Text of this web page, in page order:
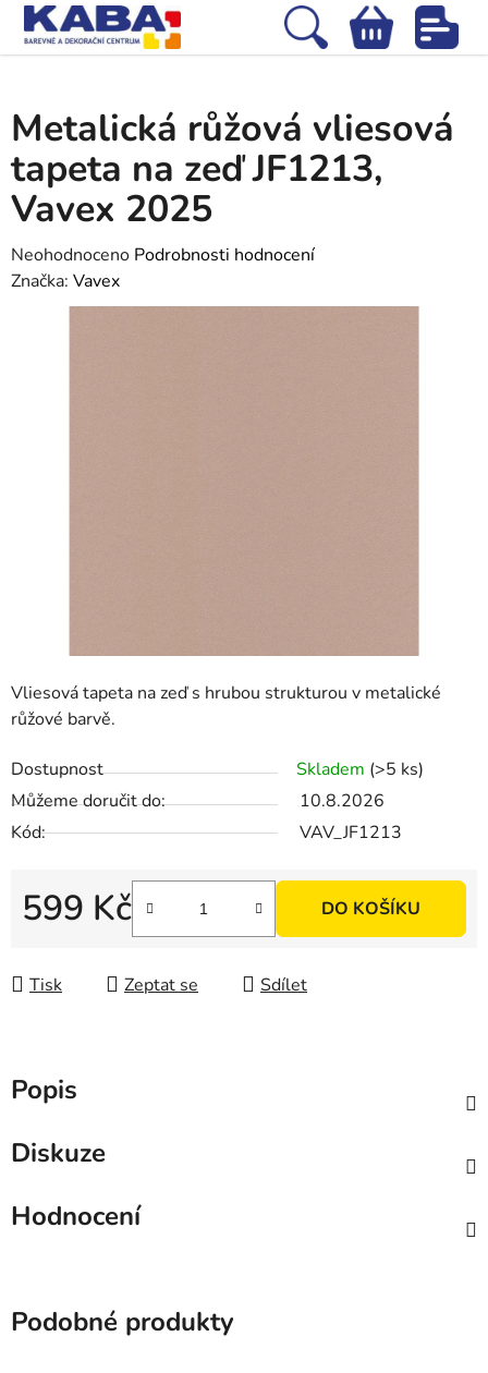
Přejít
obsah
Hledat
NÁKUPNÍ
Vliesová tapeta na zeď s hrubou strukturou v metalické
růžové barvě.
Dostupnost Skladem (>5 ks)
Můžeme doručit do:
10.8.2026
Kód:
VAV_JF1213
599 Kč DO KOŠÍKU
Tisk Zeptat se Sdílet
Metalická růžová vliesová
tapeta na zeď JF1213,
Vavex 2025
Průměrné
hodnocení
produktu
Neohodnoceno Podrobnosti hodnocení
Značka: Vavex
Popis
Diskuze
Hodnocení
Podobné produkty